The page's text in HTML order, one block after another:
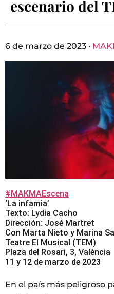
escenario del
6 de marzo de 2023 ·
#MAKMAEscena
‘La infamia’
Texto: Lydia Cacho
Dirección: José Martret
Con Marta Nieto y Marina
Teatre El Musical (TEM)
Plaza del Rosari, 3, València
11 y 12 de marzo de 2023
En el país más peligroso